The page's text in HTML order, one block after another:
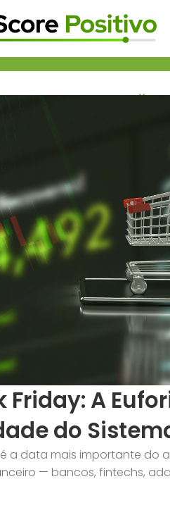
Friday: A
do
a data mais importante
— bancos, fintechs,